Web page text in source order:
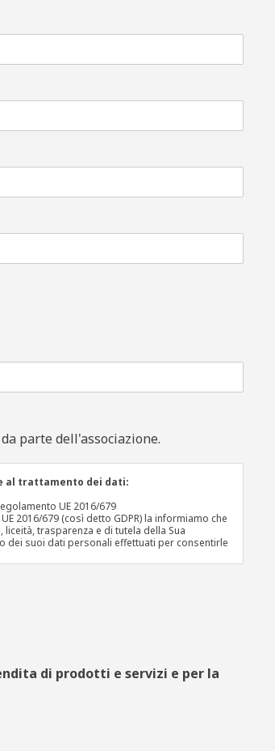
parte dell'associazione.
al trattamento dei dati:
UE 2016/679
2016/679 (così detto GDPR) la informiamo che
trasparenza e di tutela della Sua
dei suoi dati personali effettuati per consentirle
a persone identificate o identificabili. Il
persona del legale rappresentate pro tempore
(BS) mail di contatto
tecnica (manteiner) sita in Corso Svizzera
e sono curati solo da personale tecnico
dell'interessato fatta eccezione a quelli imposti
di prodotti e servizi e per la